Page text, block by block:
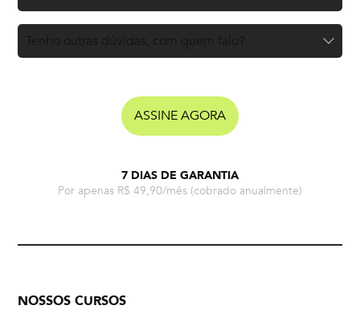
ASSINE AGORA
7 DIAS DE GARANTIA
Por apenas R$ 49,90/mês (cobrado anualmente)
NOSSOS CURSOS